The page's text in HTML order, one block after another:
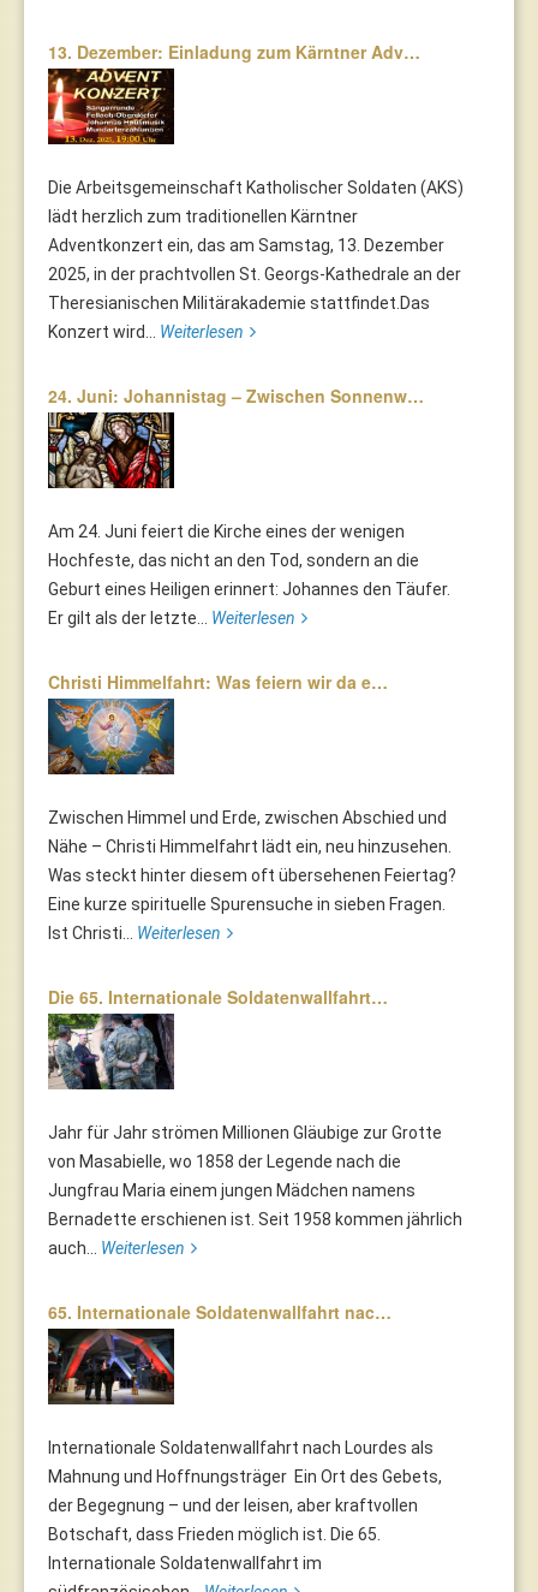
13. Dezember: Einladung zum Kärntner Adv…
Die Arbeitsgemeinschaft Katholischer Soldaten (AKS)
lädt herzlich zum traditionellen Kärntner
Adventkonzert ein, das am Samstag, 13. Dezember
2025, in der prachtvollen St. Georgs-Kathedrale an der
Theresianischen Militärakademie stattfindet.Das
Konzert wird... Weiterlesen
24. Juni: Johannistag – Zwischen Sonnenw…
Am 24. Juni feiert die Kirche eines der wenigen
Hochfeste, das nicht an den Tod, sondern an die
Geburt eines Heiligen erinnert: Johannes den Täufer.
Er gilt als der letzte... Weiterlesen
Christi Himmelfahrt: Was feiern wir da e…
Zwischen Himmel und Erde, zwischen Abschied und
Nähe – Christi Himmelfahrt lädt ein, neu hinzusehen.
Was steckt hinter diesem oft übersehenen Feiertag?
Eine kurze spirituelle Spurensuche in sieben Fragen.
Ist Christi... Weiterlesen
Die 65. Internationale Soldatenwallfahrt…
Jahr für Jahr strömen Millionen Gläubige zur Grotte
von Masabielle, wo 1858 der Legende nach die
Jungfrau Maria einem jungen Mädchen namens
Bernadette erschienen ist. Seit 1958 kommen jährlich
auch... Weiterlesen
65. Internationale Soldatenwallfahrt nac…
Internationale Soldatenwallfahrt nach Lourdes als
Mahnung und Hoffnungsträger Ein Ort des Gebets,
der Begegnung – und der leisen, aber kraftvollen
Botschaft, dass Frieden möglich ist. Die 65.
Internationale Soldatenwallfahrt im